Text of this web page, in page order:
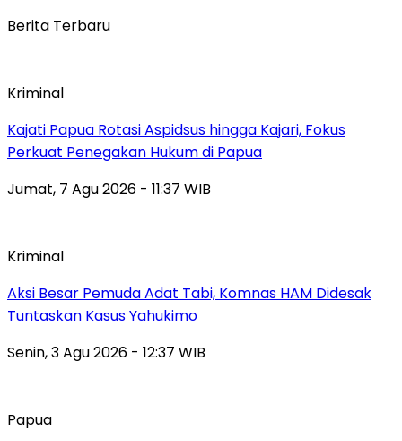
Berita Terbaru
Kriminal
Kajati Papua Rotasi Aspidsus hingga Kajari, Fokus
Perkuat Penegakan Hukum di Papua
Jumat, 7 Agu 2026 - 11:37 WIB
Kriminal
Aksi Besar Pemuda Adat Tabi, Komnas HAM Didesak
Tuntaskan Kasus Yahukimo
Senin, 3 Agu 2026 - 12:37 WIB
Papua